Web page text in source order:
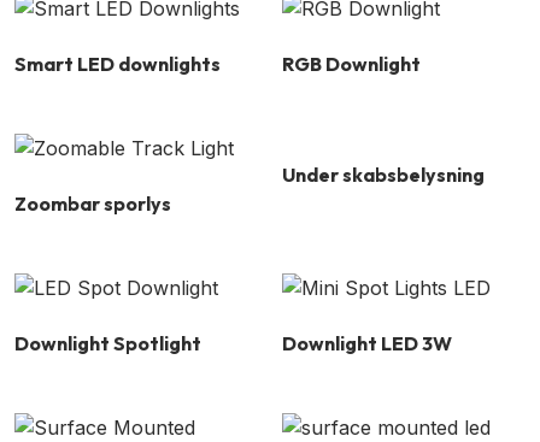
Smart LED downlights RGB Downlight
Zoombar sporlys
Under skabsbelysning
Downlight Spotlight Downlight LED 3W